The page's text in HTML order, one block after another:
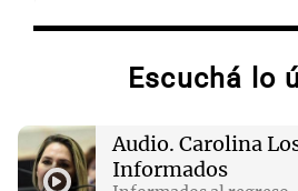
Desafíos y soluciones en la
17:54 Sociedad
Escuchá lo
Audio. Carolina
Informados